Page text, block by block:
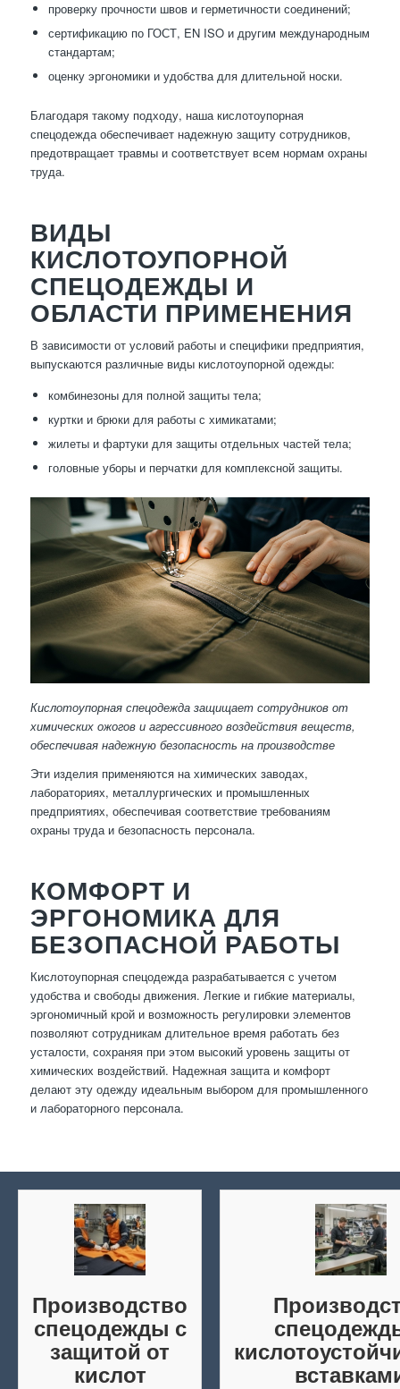
проверку прочности швов и герметичности соединений;
сертификацию по ГОСТ, EN ISO и другим международным
стандартам;
оценку эргономики и удобства для длительной носки.
Благодаря такому подходу, наша кислотоупорная
спецодежда обеспечивает надежную защиту сотрудников,
предотвращает травмы и соответствует всем нормам охраны
труда.
ВИДЫ
КИСЛОТОУПОРНОЙ
СПЕЦОДЕЖДЫ И
ОБЛАСТИ ПРИМЕНЕНИЯ
В зависимости от условий работы и специфики предприятия,
выпускаются различные виды кислотоупорной одежды:
комбинезоны для полной защиты тела;
куртки и брюки для работы с химикатами;
жилеты и фартуки для защиты отдельных частей тела;
головные уборы и перчатки для комплексной защиты.
Кислотоупорная спецодежда защищает сотрудников от
химических ожогов и агрессивного воздействия веществ,
обеспечивая надежную безопасность на производстве
Эти изделия применяются на химических заводах,
лабораториях, металлургических и промышленных
предприятиях, обеспечивая соответствие требованиям
охраны труда и безопасность персонала.
КОМФОРТ И
ЭРГОНОМИКА ДЛЯ
БЕЗОПАСНОЙ РАБОТЫ
Кислотоупорная спецодежда разрабатывается с учетом
удобства и свободы движения. Легкие и гибкие материалы,
эргономичный крой и возможность регулировки элементов
позволяют сотрудникам длительное время работать без
усталости, сохраняя при этом высокий уровень защиты от
химических воздействий. Надежная защита и комфорт
делают эту одежду идеальным выбором для промышленного
и лабораторного персонала.
Производство
спецодежды с
защитой от
кислот